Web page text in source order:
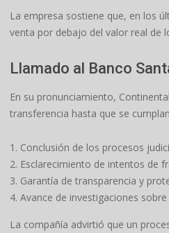
La empresa sostiene que, en los
venta por debajo del valor real de
Llamado al Banco
En su pronunciamiento,
transferencia hasta que se
Conclusión de los procesos
Esclarecimiento de intentos de
Garantía de transparencia y
Avance de investigaciones
La compañía advirtió que un